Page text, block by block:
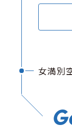
女満別